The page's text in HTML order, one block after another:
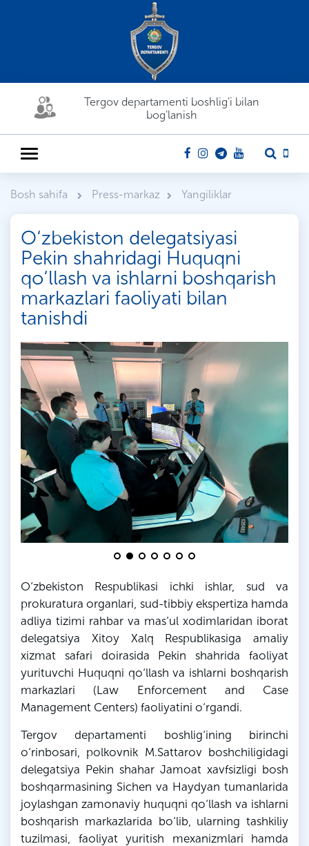
Tergov departamenti boshlig'i bilan
bog'lanish
Bosh sahifa Press-markaz Yangiliklar
O‘zbekiston delegatsiyasi
Pekin shahridagi Huquqni
qo‘llash va ishlarni boshqarish
markazlari faoliyati bilan
tanishdi
O‘zbekiston Respublikasi ichki ishlar, sud va
prokuratura organlari, sud-tibbiy ekspertiza hamda
adliya tizimi rahbar va mas’ul xodimlaridan iborat
delegatsiya Xitoy Xalq Respublikasiga amaliy
xizmat safari doirasida Pekin shahrida faoliyat
yurituvchi Huquqni qo‘llash va ishlarni boshqarish
markazlari (Law Enforcement and Case
Management Centers) faoliyatini o‘rgandi.
Tergov departamenti boshlig‘ining birinchi
o‘rinbosari, polkovnik M.Sattarov boshchiligidagi
delegatsiya Pekin shahar Jamoat xavfsizligi bosh
boshqarmasining Sichen va Haydyan tumanlarida
joylashgan zamonaviy huquqni qo‘llash va ishlarni
boshqarish markazlarida bo‘lib, ularning tashkiliy
tuzilmasi, faoliyat yuritish mexanizmlari hamda